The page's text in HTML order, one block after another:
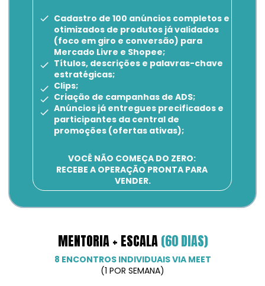
MENTORIA + ESCALA (60 DIAS)
8 ENCONTROS INDIVIDUAIS VIA MEET
(1 POR SEMANA)
Cadastro de 100 anúncios completos e
otimizados de produtos já validados
(foco em giro e conversão) para
Mercado Livre e Shopee;
Títulos, descrições e palavras-chave
estratégicas;
Clips;
Criação de campanhas de ADS;
Anúncios já entregues precificados e
participantes da central de
promoções (ofertas ativas);
VOCÊ NÃO COMEÇA DO ZERO:
RECEBE A OPERAÇÃO PRONTA PARA
VENDER.